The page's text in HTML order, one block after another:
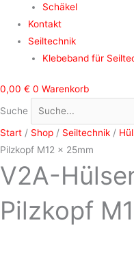
Schäkel
Kontakt
Seiltechnik
Klebeband für
0,00 € 0 Warenkorb
Suche
Start / Shop / Seiltechnik /
Pilzkopf M12 x 25mm
V2A-
Pilzkopf